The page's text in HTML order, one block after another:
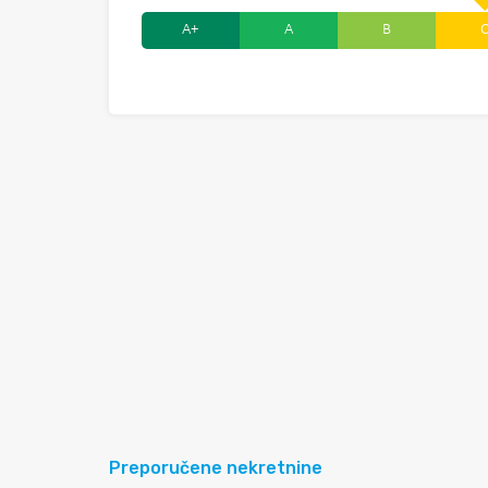
A+ A B C
Preporučene nekretnine